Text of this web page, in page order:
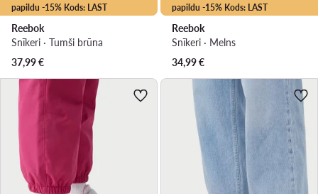
papildu -15% Kods: LAST
Reebok
Snīkeri · Tumši brūna
37,99€
papildu -15% Kods: LAST
Reebok
Snīkeri · Melns
34,99€